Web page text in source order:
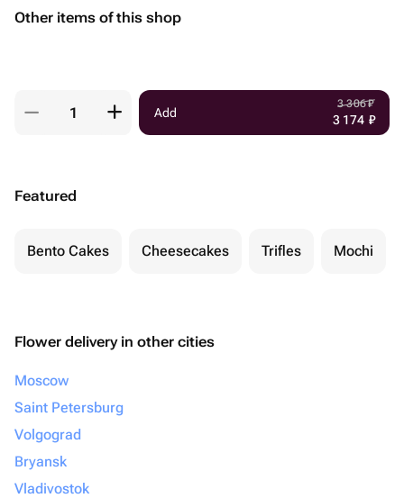
Other items of this shop
Add
3 306₽
3 174 ₽
Featured
Bento Cakes Cheesecakes Trifles Mochi
Flower delivery in other cities
Moscow
Saint Petersburg
Volgograd
Bryansk
Vladivostok